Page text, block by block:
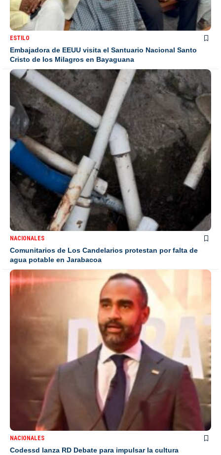
ESTILO
Embajadora de EEUU visita el Santuario Nacional Santo
Cristo de los Milagros en Bayaguana
NACIONALES
Comunitarios de Los Candelarios protestan por falta de
agua potable en Jarabacoa
NACIONALES
Codessd lanza RD Debate para impulsar la cultura